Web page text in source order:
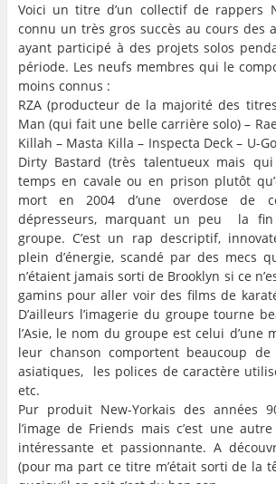
Voici un titre d’un collectif de rappers
connu un très gros succès au cours des
ayant participé à des projets solos
période. Les neufs membres qui le
moins connus :
RZA (producteur de la majorité des
Man (qui fait une belle carrière solo) –
Killah – Masta Killa – Inspecta Deck – U-
Dirty Bastard (très talentueux mais
temps en cavale ou en prison plutôt
mort en 2004 d’une overdose de
dépresseurs, marquant un peu la fin
groupe. C’est un rap descriptif,
plein d’énergie, scandé par des mecs
n’étaient jamais sorti de Brooklyn si ce
gamins pour aller voir des films de
D’ailleurs l’imagerie du groupe tourne
l’Asie, le nom du groupe est celui d’une
leur chanson comportent beaucoup
asiatiques, les polices de caractère
etc.
Pur produit New-Yorkais des années
l’image de Friends mais c’est une
intéressante et passionnante. A
(pour ma part ce titre m’était sorti de la